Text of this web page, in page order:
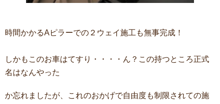
時間かかるAピラーでの２ウェイ施工も無事完成！
しかもこのお車はてすり・・・・ん？この持つところ正式
名はなんやった
か忘れましたが、これのおかげで自由度も制限されての施